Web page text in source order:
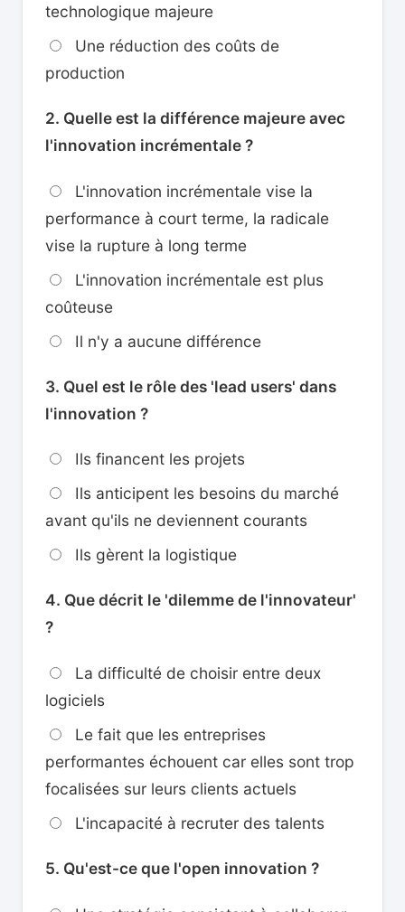
technologique majeure
Une réduction des coûts de
production
2. Quelle est la différence majeure avec
l'innovation incrémentale ?
L'innovation incrémentale vise la
performance à court terme, la radicale
vise la rupture à long terme
L'innovation incrémentale est plus
coûteuse
Il n'y a aucune différence
3. Quel est le rôle des 'lead users' dans
l'innovation ?
Ils financent les projets
Ils anticipent les besoins du marché
avant qu'ils ne deviennent courants
Ils gèrent la logistique
4. Que décrit le 'dilemme de l'innovateur'
?
La difficulté de choisir entre deux
logiciels
Le fait que les entreprises
performantes échouent car elles sont trop
focalisées sur leurs clients actuels
L'incapacité à recruter des talents
5. Qu'est-ce que l'open innovation ?